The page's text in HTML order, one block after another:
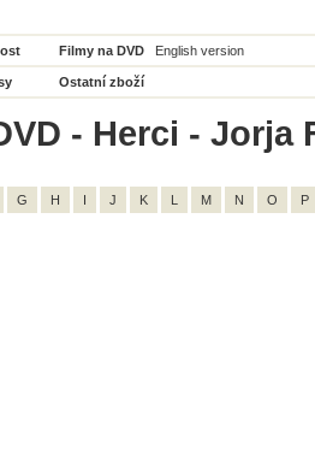
Filmy na DVD English version
Ostatní zboží
- Herci - Jorja
G H I J K L M N O P